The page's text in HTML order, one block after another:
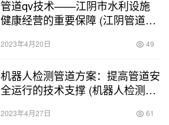
管道qv技术——江阴市水利设施
健康经营的重要保障 (江阴管道qv
2023年4月20日 49
机器人检测管道方案：提高管道安
全运行的技术支撑 (机器人检测管
2023年4月27日 61